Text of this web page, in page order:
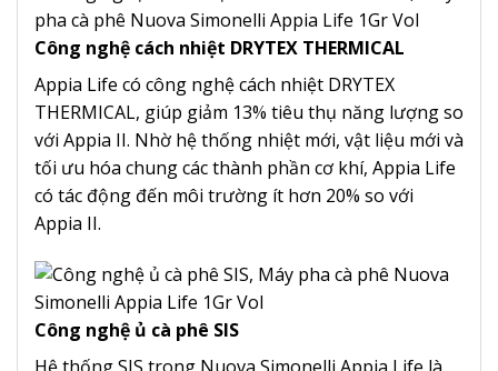
Công nghệ cách nhiệt DRYTEX THERMICAL
Appia Life có công nghệ cách nhiệt DRYTEX
THERMICAL, giúp giảm 13% tiêu thụ năng lượng so
với Appia II. Nhờ hệ thống nhiệt mới, vật liệu mới và
tối ưu hóa chung các thành phần cơ khí, Appia Life
có tác động đến môi trường ít hơn 20% so với
Appia II.
Công nghệ ủ cà phê SIS